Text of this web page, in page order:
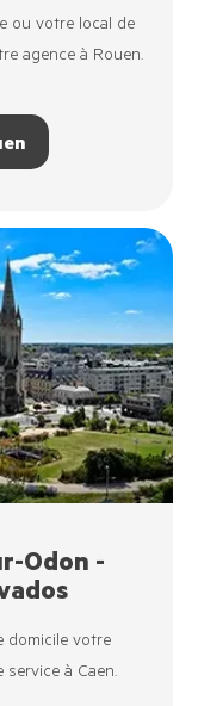
ou votre local de
agence à Rouen.
Odon -
domicile votre
à Caen.